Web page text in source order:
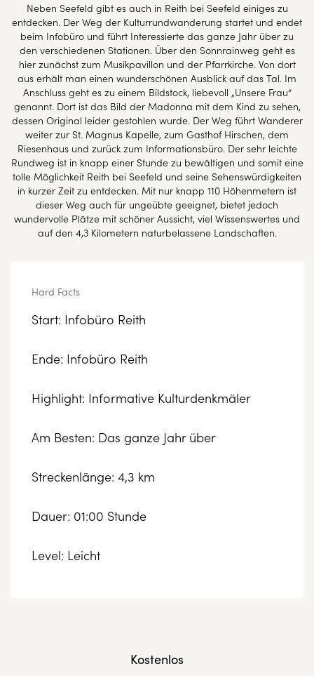
Neben Seefeld gibt es auch in Reith bei Seefeld einiges zu
entdecken. Der Weg der Kulturrundwanderung startet und endet
beim Infobüro und führt Interessierte das ganze Jahr über zu
den verschiedenen Stationen. Über den Sonnrainweg geht es
hier zunächst zum Musikpavillon und der Pfarrkirche. Von dort
aus erhält man einen wunderschönen Ausblick auf das Tal. Im
Anschluss geht es zu einem Bildstock, liebevoll „Unsere Frau“
genannt. Dort ist das Bild der Madonna mit dem Kind zu sehen,
dessen Original leider gestohlen wurde. Der Weg führt Wanderer
weiter zur St. Magnus Kapelle, zum Gasthof Hirschen, dem
Riesenhaus und zurück zum Informationsbüro. Der sehr leichte
Rundweg ist in knapp einer Stunde zu bewältigen und somit eine
tolle Möglichkeit Reith bei Seefeld und seine Sehenswürdigkeiten
in kurzer Zeit zu entdecken. Mit nur knapp 110 Höhenmetern ist
dieser Weg auch für ungeübte geeignet, bietet jedoch
wundervolle Plätze mit schöner Aussicht, viel Wissenswertes und
auf den 4,3 Kilometern naturbelassene Landschaften.
Hard Facts
Start: Infobüro Reith
Ende: Infobüro Reith
Highlight: Informative Kulturdenkmäler
Am Besten: Das ganze Jahr über
Streckenlänge: 4,3 km
Dauer: 01:00 Stunde
Level: Leicht
Kostenlos